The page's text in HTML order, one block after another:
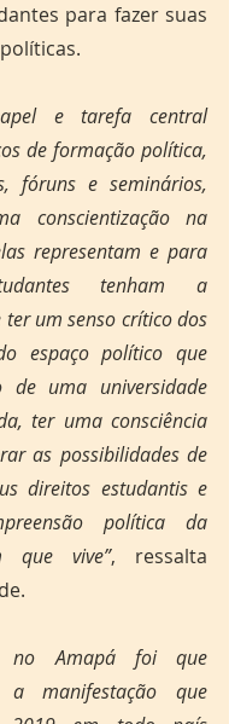
para fazer suas
e tarefa central
de formação política,
fóruns e seminários,
conscientização na
representam e para
tenham a
um senso crítico dos
espaço político que
de uma universidade
ter uma consciência
as possibilidades de
direitos estudantis e
política da
que vive”, ressalta
no Amapá foi que
a manifestação que